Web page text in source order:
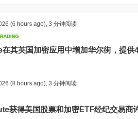
这对投资者构成了重大风险。此外，去中心化
的担忧。虽然没有与DCHF直接相关的高调法
标与市场洞察
(6 hours ago) 3 分钟阅读
其英国加密应用中增加华尔街，提供
(8 hours ago) 3 分钟阅读
获得美国股票和加密ETF经纪交易商